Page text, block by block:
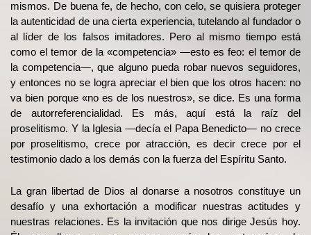
mismos. De buena fe, de hecho, con celo, se quisiera proteger
la autenticidad de una cierta experiencia, tutelando al fundador o
al líder de los falsos imitadores. Pero al mismo tiempo está
como el temor de la «competencia» —esto es feo: el temor de
la competencia—, que alguno pueda robar nuevos seguidores,
y entonces no se logra apreciar el bien que los otros hacen: no
va bien porque «no es de los nuestros», se dice. Es una forma
de autorreferencialidad. Es más, aquí está la raíz del
proselitismo. Y la Iglesia —decía el Papa Benedicto— no crece
por proselitismo, crece por atracción, es decir crece por el
testimonio dado a los demás con la fuerza del Espíritu Santo.
La gran libertad de Dios al donarse a nosotros constituye un
desafío y una exhortación a modificar nuestras actitudes y
nuestras relaciones. Es la invitación que nos dirige Jesús hoy.